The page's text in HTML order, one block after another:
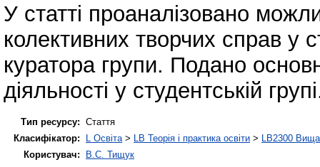
У статті проаналізовано
колективних творчих справ у
куратора групи. Подано
діяльності у студентській
Тип ресурсу: Стаття
Класифікатор:
L Освіта > LB Теорія і практика освіти > LB2300 Вища
Користувач:
В.С. Тищук